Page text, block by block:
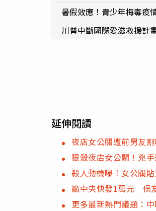
暑假效應！青少年梅毒疫
川普中斷國際愛滋救援
延伸閱讀
夜店女公關遭前男友
狠殺夜店女公關！兇
殺人動機曝！女公關
籲中央快發1萬元 侯
更多最新熱門議題：